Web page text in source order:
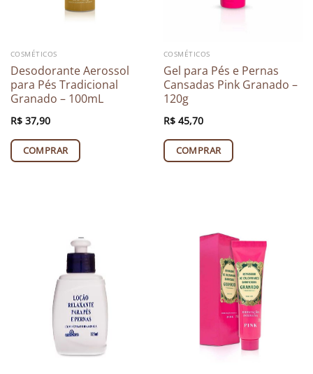
COSMÉTICOS
Desodorante Aerossol
para Pés Tradicional
Granado – 100mL
R$37,90
COMPRAR
COSMÉTICOS
Gel para Pés e Pernas
Cansadas Pink Granado –
120g
R$45,70
COMPRAR